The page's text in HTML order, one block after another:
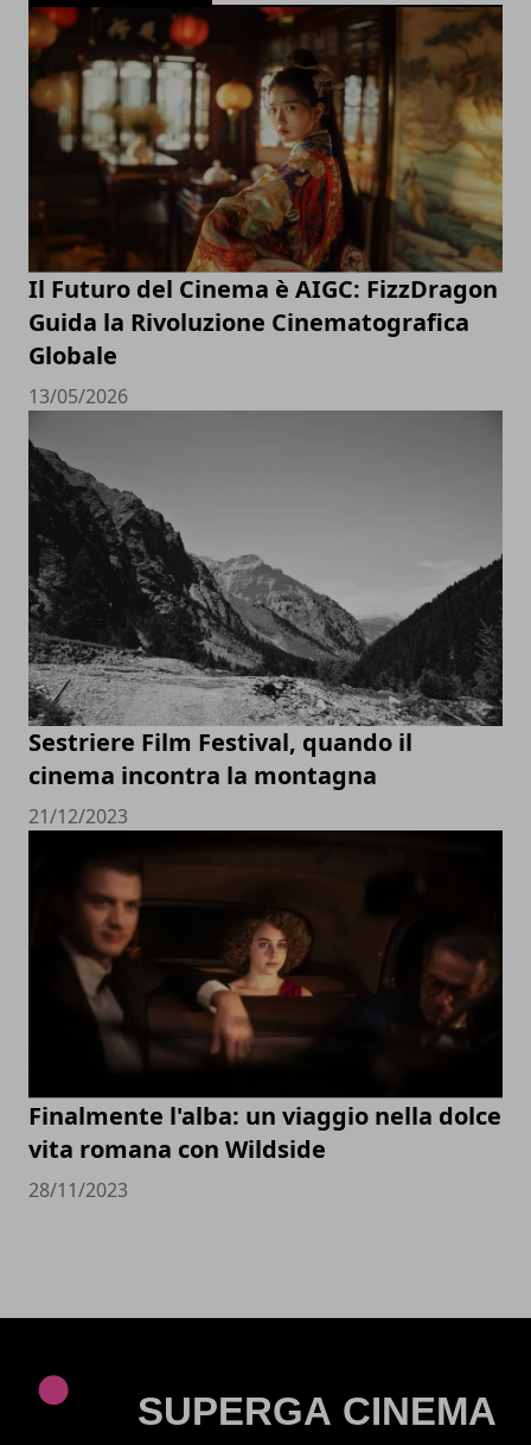
Il Futuro del Cinema è AIGC: FizzDragon
Guida la Rivoluzione Cinematografica
Globale
13/05/2026
Sestriere Film Festival, quando il
cinema incontra la montagna
21/12/2023
Finalmente l'alba: un viaggio nella dolce
vita romana con Wildside
28/11/2023